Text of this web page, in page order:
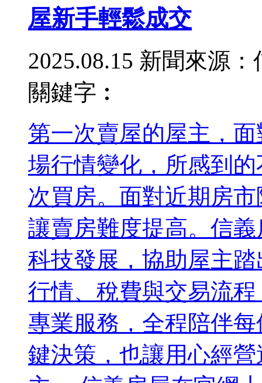
屋新手輕鬆成交
2025.08.15 新聞來源：
關鍵字︰
第一次賣屋的屋主，
場行情變化，所感到
次買房。面對近期房
讓賣房難度提高。信
科技發展，協助屋主
行情、稅費與交易流
專業服務，全程陪伴
鍵決策，也讓用心經